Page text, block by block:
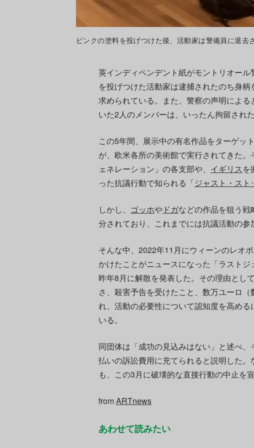
ピンクの塗料を投げつけた後、活動家は警備員に退
英インディペンデント紙がモントリオー
を投げつけた活動家は逮捕されたのち身
求められている。また、警察の声明によ
いた2人のメンバーは、いったん拘留され
この5年間、展示中の有名作品をターゲッ
が、欧米各所の美術館で実行されてきた
ェネレーション」の各支部や、 イギリスを
った抗議行動で知られる「ジャスト・スト
しかし、 ゴッホや ドガなどの作品を狙う戦
分されており、これまでには抗議活動の参
そんな中、2022年11月にウィーンのレオ
かけたことがニュースになった「ラストジ
昨年8月に解散を発表した。その理由とし
さ、殺害予告を受けたこと、数万ユーロ
れ、活動の必要性について認知度を高め
いる。
同団体は「成功の見込みはない」と述べ
払いの訴訟費用に充てられると説明した
も、この3月に破壊的な直接行動の中止を
fromARTnews
あわせて読みたい